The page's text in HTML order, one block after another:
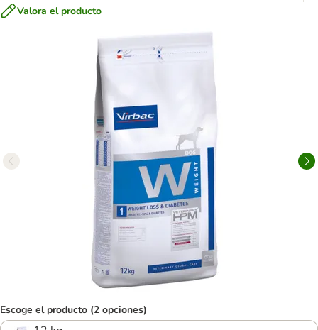
Valora el producto
Escoge el producto (2 opciones)